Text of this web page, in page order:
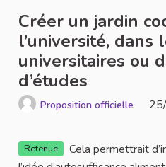
Créer un jardin
l’université, dans
universitaires ou
d’études
Proposition officielle
Retenue
Cela permettrait